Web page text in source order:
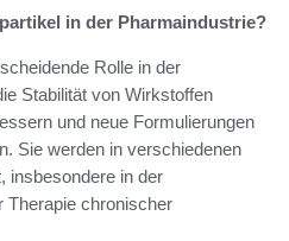
in der Pharmaindustrie?
Rolle in der
Stabilität von Wirkstoffen
und neue Formulierungen
Sie werden in verschiedenen
insbesondere in der
Therapie chronischer